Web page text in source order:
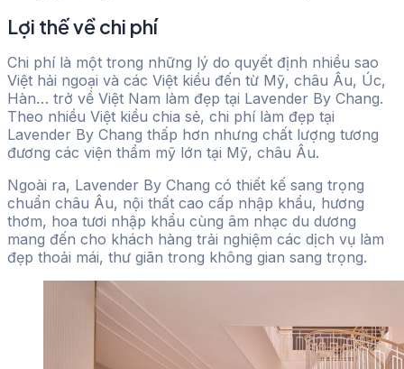
Lợi thế về chi phí
Chi phí là một trong những lý do quyết định nhiều sao
Việt hải ngoại và các Việt kiều đến từ Mỹ, châu Âu, Úc,
Hàn… trở về Việt Nam làm đẹp tại Lavender By Chang.
Theo nhiều Việt kiều chia sẻ, chi phí làm đẹp tại
Lavender By Chang thấp hơn nhưng chất lượng tương
đương các viện thẩm mỹ lớn tại Mỹ, châu Âu.
Ngoài ra, Lavender By Chang có thiết kế sang trọng
chuẩn châu Âu, nội thất cao cấp nhập khẩu, hương
thơm, hoa tươi nhập khẩu cùng âm nhạc du dương
mang đến cho khách hàng trải nghiệm các dịch vụ làm
đẹp thoải mái, thư giãn trong không gian sang trọng.